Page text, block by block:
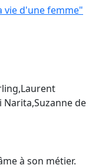
vie d'une femme"
de
à son métier.